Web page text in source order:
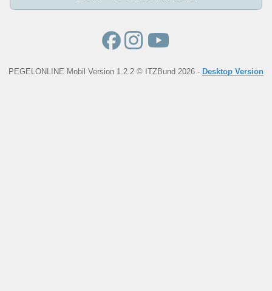
PEGELONLINE Mobil Version 1.2.2 © ITZBund 2026 - Desktop Version